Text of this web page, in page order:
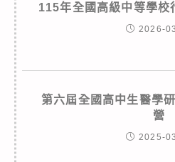
115年全國高級中等學校
2026-
第六屆全國高中生醫學
營
2025-